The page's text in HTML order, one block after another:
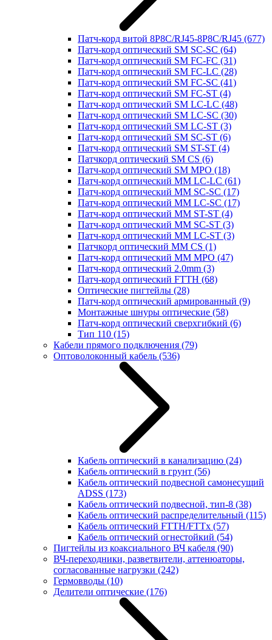
Патч-корд витой 8P8C/RJ45-8P8C/RJ45 (677)
Патч-корд оптический SM SC-SC (64)
Патч-корд оптический SM FC-FC (31)
Патч-корд оптический SM FC-LC (28)
Патч-корд оптический SM FC-SC (41)
Патч-корд оптический SM FC-ST (4)
Патч-корд оптический SM LC-LC (48)
Патч-корд оптический SM LC-SC (30)
Патч-корд оптический SM LC-ST (3)
Патч-корд оптический SM SC-ST (6)
Патч-корд оптический SM ST-ST (4)
Патчкорд оптический SM CS (6)
Патч-корд оптический SM MPO (18)
Патч-корд оптический MM LC-LC (61)
Патч-корд оптический MM SC-SC (17)
Патч-корд оптический MM LC-SC (17)
Патч-корд оптический MM ST-ST (4)
Патч-корд оптический MM SC-ST (3)
Патч-корд оптический MM LC-ST (3)
Патчкорд оптический MM CS (1)
Патч-корд оптический MM MPO (47)
Патч-корд оптический 2.0mm (3)
Патч-корд оптический FTTH (68)
Оптические пигтейлы (28)
Патч-корд оптический армированный (9)
Монтажные шнуры оптические (58)
Патч-корд оптический сверхгибкий (6)
Тип 110 (15)
Кабели прямого подключения (79)
Оптоволоконный кабель (536)
Кабель оптический в канализацию (24)
Кабель оптический в грунт (56)
Кабель оптический подвесной самонесущий
ADSS (173)
Кабель оптический подвесной, тип-8 (38)
Кабель оптический распределительный (115)
Кабель оптический FTTH/FTTx (57)
Кабель оптический огнестойкий (54)
Пигтейлы из коаксиального ВЧ кабеля (90)
ВЧ-переходники, разветвители, аттенюаторы,
согласованные нагрузки (242)
Гермовводы (10)
Делители оптические (176)